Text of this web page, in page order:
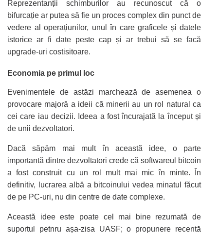
Reprezentanții schimburilor au recunoscut că o
bifurcație ar putea să fie un proces complex din punct de
vedere al operațiunilor, unul în care graficele și datele
istorice ar fi date peste cap și ar trebui să se facă
upgrade-uri costisitoare.
Economia pe primul loc
Evenimentele de astăzi marchează de asemenea o
provocare majoră a ideii că minerii au un rol natural ca
cei care iau decizii. Ideea a fost încurajată la început și
de unii dezvoltatori.
Dacă săpăm mai mult în această idee, o parte
importantă dintre dezvoltatori crede că softwareul bitcoin
a fost construit cu un rol mult mai mic în minte. În
definitiv, lucrarea albă a bitcoinului vedea minatul făcut
de pe PC-uri, nu din centre de date complexe.
Această idee este poate cel mai bine rezumată de
suportul petnru așa-zisa UASF; o propunere recentă